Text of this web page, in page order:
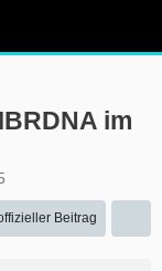
im
Beitrag